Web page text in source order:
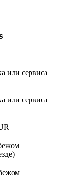
или сервиса
или сервиса